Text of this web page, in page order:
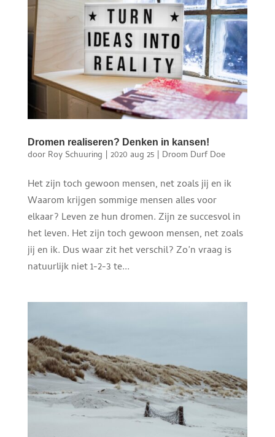
Dromen realiseren? Denken in kansen!
door Roy Schuuring | 2020 aug 25| Droom Durf Doe
Het zijn toch gewoon mensen, net zoals jij en ik
Waarom krijgen sommige mensen alles voor
elkaar? Leven ze hun dromen. Zijn ze succesvol in
het leven. Het zijn toch gewoon mensen, net zoals
jij en ik. Dus waar zit het verschil? Zo’n vraag is
natuurlijk niet 1-2-3 te...